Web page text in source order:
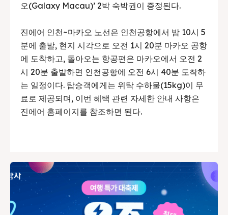
오(Galaxy Macau)’ 2박 숙박권이 증정된다.
진에어 인천~마카오 노선은 인천공항에서 밤 10시 5
분에 출발, 현지 시각으로 오전 1시 20분 마카오 공항
에 도착하고, 돌아오는 항공편은 마카오에서 오전 2
시 20분 출발하면 인천공항에 오전 6시 40분 도착하
는 일정이다. 탑승객에게는 위탁 수하물(15kg)이 무
료로 제공되며, 이번 혜택 관련 자세한 안내 사항은
진에어 홈페이지를 참조하면 된다.